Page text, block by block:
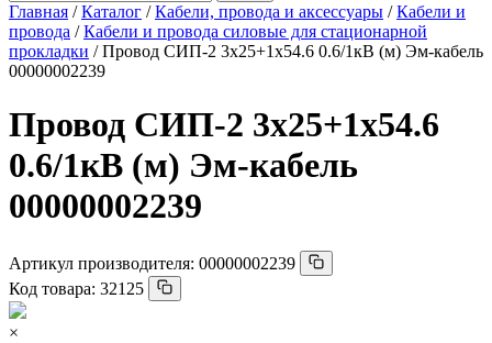
Главная /Каталог /Кабели, провода и аксессуары /Кабели и
провода /Кабели и провода силовые для стационарной
прокладки / Провод СИП-2 3х25+1х54.6 0.6/1кВ (м) Эм-кабель
00000002239
Провод СИП-2 3х25+1х54.6
0.6/1кВ (м) Эм-кабель
00000002239
Артикул производителя: 00000002239
Код товара: 32125
×